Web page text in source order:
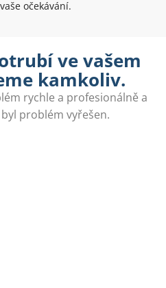
očekávání.
ve vašem
kamkoliv.
rychle a profesionálně a
problém vyřešen.